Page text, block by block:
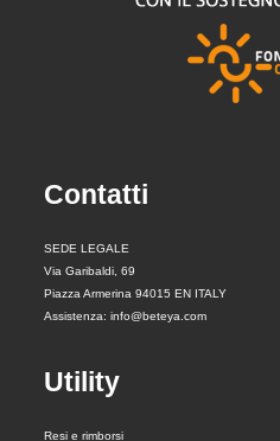
Contatti
SEDE LEGALE
Via Garibaldi, 69
Piazza Armerina 94015 EN ITALY
Assistenza: info@beteya.com
Utility
Resi e rimborsi